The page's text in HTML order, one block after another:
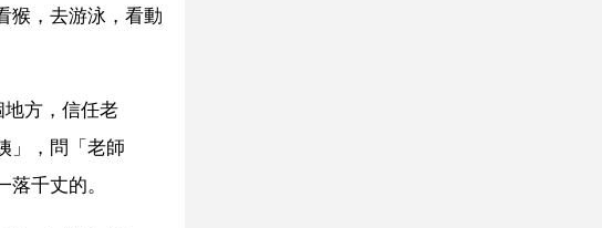
猴，去游泳，看動
方，信任老
」，問「老師
千丈的。